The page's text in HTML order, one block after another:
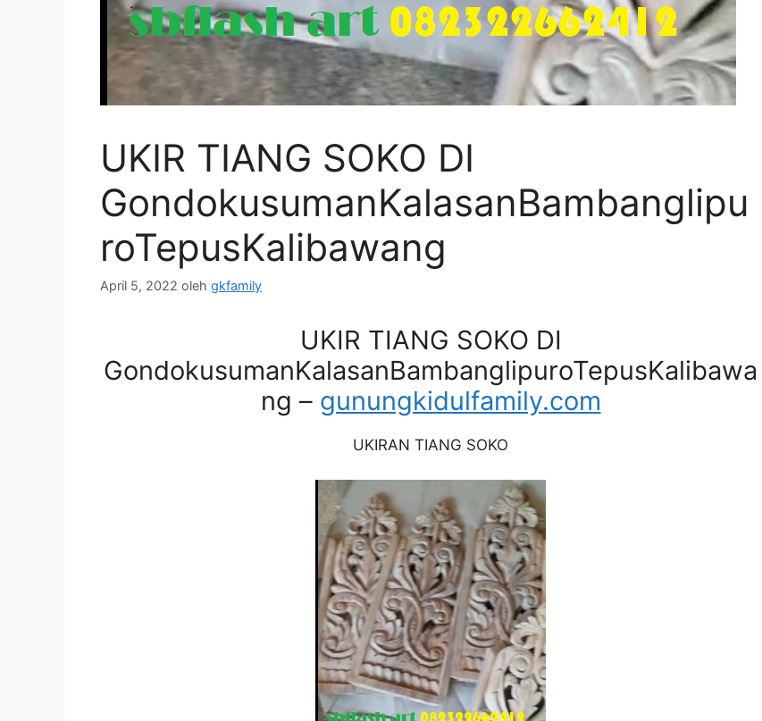
UKIR TIANG SOKO DI
GondokusumanKalasanBambanglipu
roTepusKalibawang
April 5, 2022 oleh gkfamily
UKIR TIANG SOKO DI
GondokusumanKalasanBambanglipuroTepusKalibawa
ng – gunungkidulfamily.com
UKIRAN TIANG SOKO